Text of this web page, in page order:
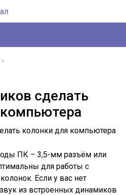
›
сделать
ПК – 3,5-мм разъём или
для работы с
Если у вас нет
из встроенных динамиков